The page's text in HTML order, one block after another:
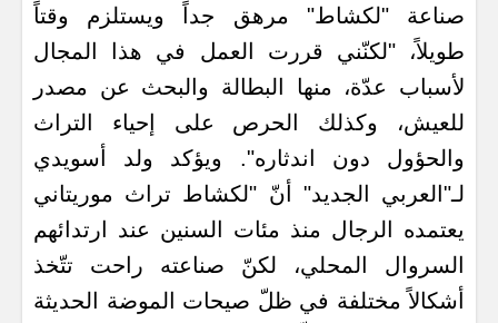
صناعة "لكشاط" مرهق جداً ويستلزم وقتاً
طويلاً، "لكنّني قررت العمل في هذا المجال
لأسباب عدّة، منها البطالة والبحث عن مصدر
للعيش، وكذلك الحرص على إحياء التراث
والحؤول دون اندثاره". ويؤكد ولد أسويدي
لـ"العربي الجديد" أنّ "لكشاط تراث موريتاني
يعتمده الرجال منذ مئات السنين عند ارتدائهم
السروال المحلي، لكنّ صناعته راحت تتّخذ
أشكالاً مختلفة في ظلّ صيحات الموضة الحديثة